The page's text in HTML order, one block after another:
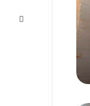
Ügyfélszolgálat